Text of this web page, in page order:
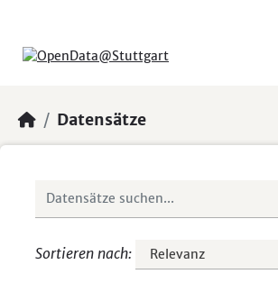
Datensätze
Sortieren nach